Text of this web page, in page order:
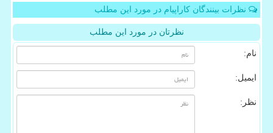
نظرات بینندگان کاراپیام در مورد این مطلب
نظرتان در مورد این مطلب
نام:
ایمیل:
نظر: